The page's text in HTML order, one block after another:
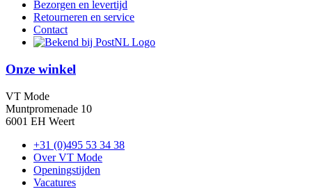
Bezorgen en levertijd
Retourneren en service
Contact
Onze winkel
VT Mode
Muntpromenade 10
6001 EH Weert
+31 (0)495 53 34 38
Over VT Mode
Openingstijden
Vacatures